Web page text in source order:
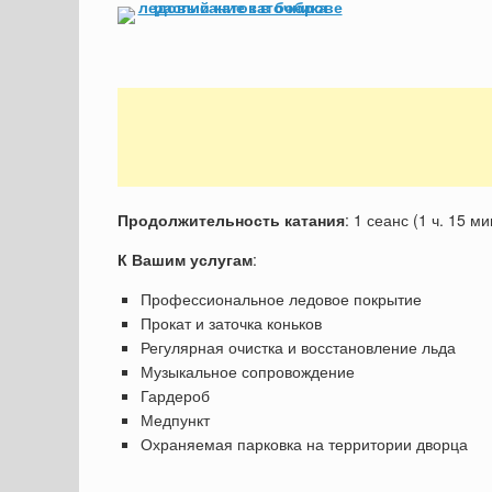
Продолжительность катания: 1 сеанс (1 ч. 15
К Вашим услугам:
Профессиональное ледовое покрытие
Прокат и заточка коньков
Регулярная очистка и восстановление льда
Музыкальное сопровождение
Гардероб
Медпункт
Охраняемая парковка на территории дворца